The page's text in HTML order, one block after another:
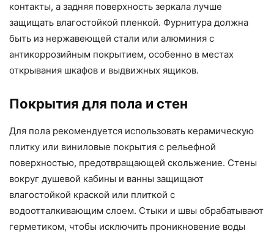
контакты, а задняя поверхность зеркала лучше
защищать влагостойкой пленкой. Фурнитура должна
быть из нержавеющей стали или алюминия с
антикоррозийным покрытием, особенно в местах
открывания шкафов и выдвижных ящиков.
Покрытия для пола и стен
Для пола рекомендуется использовать керамическую
плитку или виниловые покрытия с рельефной
поверхностью, предотвращающей скольжение. Стены
вокруг душевой кабины и ванны защищают
влагостойкой краской или плиткой с
водоотталкивающим слоем. Стыки и швы обрабатывают
герметиком, чтобы исключить проникновение воды